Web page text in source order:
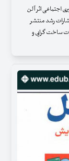
اجتماعی اثر آلن
رشد منتشر
ساخت گرایی و